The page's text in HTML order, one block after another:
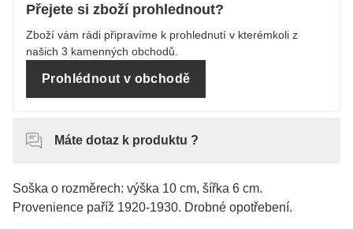
Přejete si zboží prohlednout?
Zboží vám rádi připravíme k prohlednutí v kterémkoli z
našich 3 kamenných obchodů.
Prohlédnout v obchodě
Máte dotaz k produktu ?
Soška o rozměrech: výška 10 cm, šířka 6 cm.
Provenience paříž 1920-1930. Drobné opotřebení.